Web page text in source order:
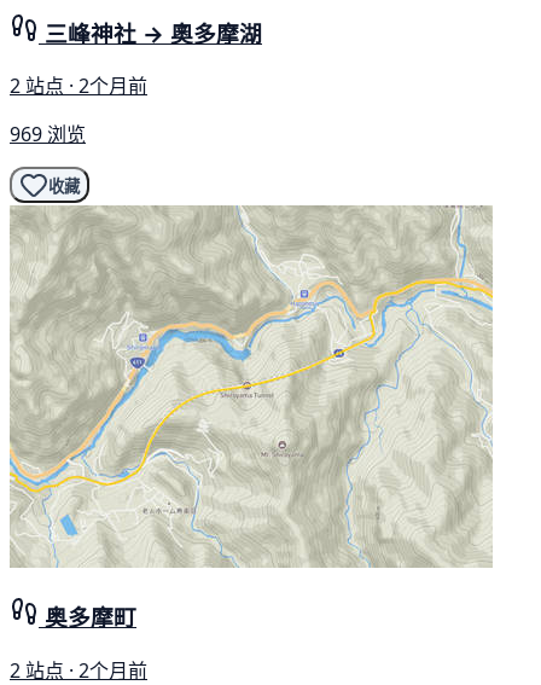
三峰神社 → 奧多摩湖
2 站点 · 2个月前
969 浏览
收藏
奥多摩町
2 站点 · 2个月前